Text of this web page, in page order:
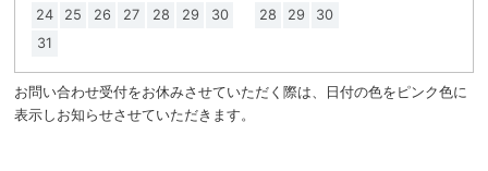
24
25 26 27 28 29
30
31
28
29 30
お問い合わせ受付をお休みさせていただく際は、日付の色をピンク色に
表示しお知らせさせていただきます。